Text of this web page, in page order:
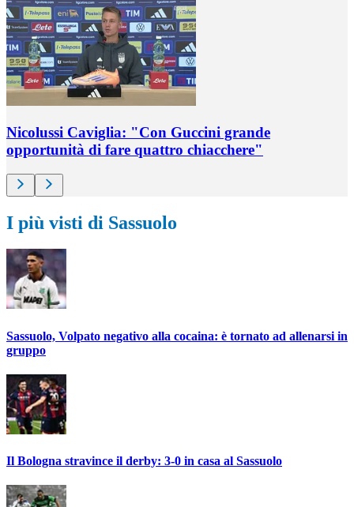
Nicolussi Caviglia: "Con Guccini grande
opportunità di fare quattro chiacchere"
I più visti di Sassuolo
Sassuolo, Volpato negativo alla cocaina: è tornato ad allenarsi in
gruppo
Il Bologna stravince il derby: 3-0 in casa al Sassuolo